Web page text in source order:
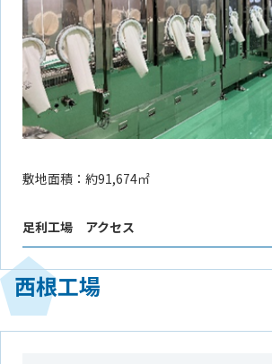
敷地面積：約91,674㎡
足利工場 アクセス
西根工場